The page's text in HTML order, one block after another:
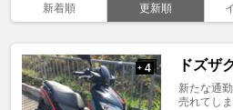
新着順 更新順
+ 4 ドズザ
新たな通
売れてし